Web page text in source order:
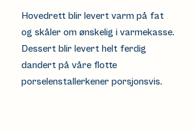
Hovedrett blir levert varm på fat
og skåler om ønskelig i varmekasse.
Dessert blir levert helt ferdig
dandert på våre flotte
porselenstallerkener porsjonsvis.